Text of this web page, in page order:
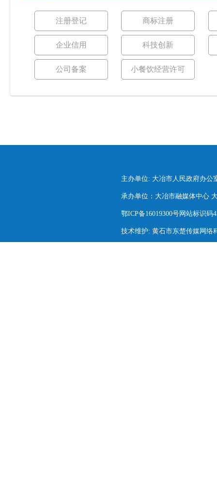
注册登记 商标注册
企业信用 科技创新
公司备案 小餐饮经营许可
主办单位: 大冶市人民政府办公
承办单位：大冶市融媒体中心
鄂ICP备16019300号网站标识码
技术维护: 黄石市东楚传媒网络